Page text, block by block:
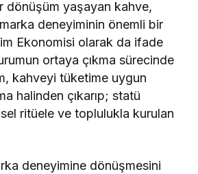
dönüşüm yaşayan kahve,
deneyiminin önemli bir
Ekonomisi olarak da ifade
ortaya çıkma sürecinde
kahveyi tüketime uygun
halinden çıkarıp; statü
ritüele ve toplulukla kurulan
deneyimine dönüşmesini